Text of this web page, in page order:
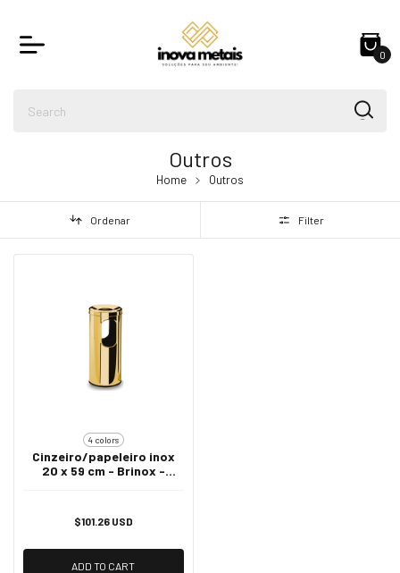
0
Outros
Home Outros
Ordenar Filter
4 colors
Cinzeiro/papeleiro inox
20 x 59 cm - Brinox -
$101.26 USD
ADD TO CART